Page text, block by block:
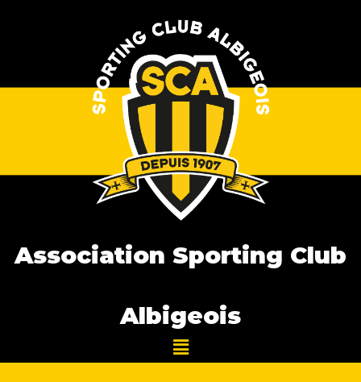
Association Sporting Club
Albigeois